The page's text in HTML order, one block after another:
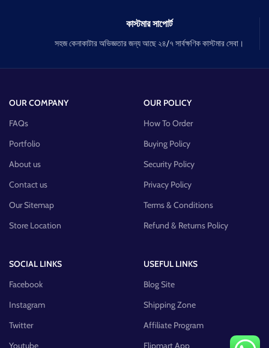
কাস্টমার সাপোর্ট
সহজ কেনাকাটার অভিজ্ঞতার জন্য আছে ২৪/৭ সার্বক্ষণিক কাস্টমার সেবা।
OUR COMPANY
FAQs
Portfolio
About us
Contact us
Our Sitemap
Store Location
OUR POLICY
How To Order
Buying Policy
Security Policy
Privacy Policy
Terms & Conditions
Refund & Returns Policy
SOCIAL LINKS
Facebook
Instagram
Twitter
Youtube
USEFUL LINKS
Blog Site
Shipping Zone
Affiliate Program
Flipmart App